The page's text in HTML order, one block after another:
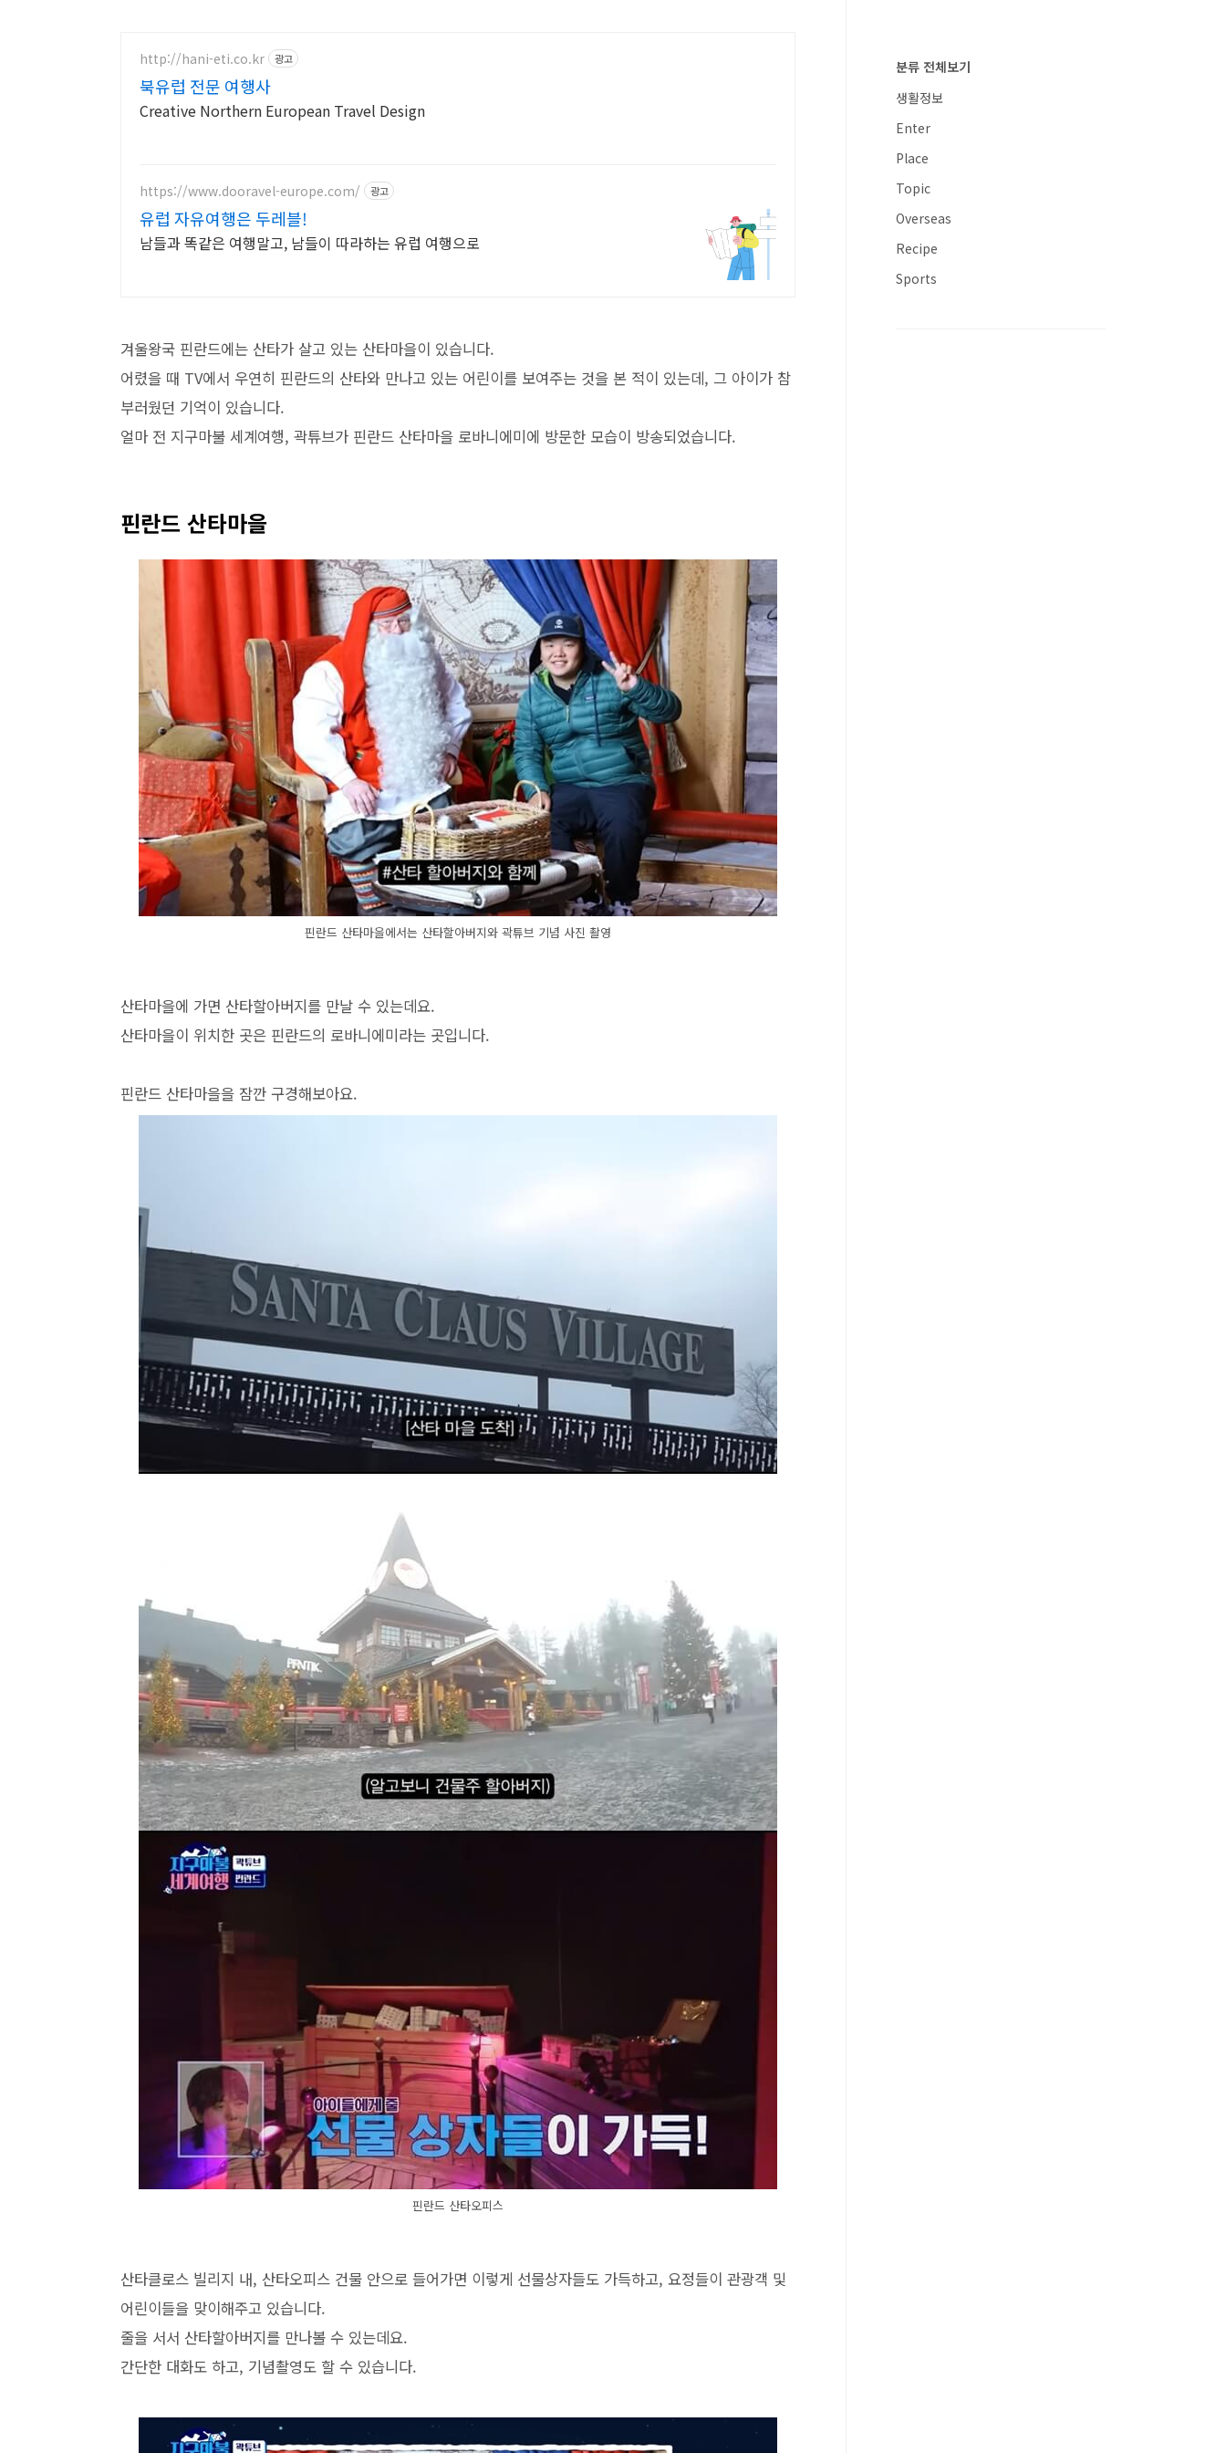
http://hani-eti.co.kr 광고
북유럽 전문 여행사
Creative Northern European Travel Design
https://www.dooravel-europe.com/ 광고
유럽 자유여행은 두레블!
남들과 똑같은 여행말고, 남들이 따라하는 유럽 여행으로
겨울왕국 핀란드에는 산타가 살고 있는 산타마을이 있습니다.
어렸을 때 TV에서 우연히 핀란드의 산타와 만나고 있는 어린이를 보여주는 것을 본 적이 있는데, 그 아이가 참
부러웠던 기억이 있습니다.
얼마 전 지구마불 세계여행, 곽튜브가 핀란드 산타마을 로바니에미에 방문한 모습이 방송되었습니다.
핀란드 산타마을
핀란드 산타마을에서는 산타할아버지와 곽튜브 기념 사진 촬영
산타마을에 가면 산타할아버지를 만날 수 있는데요.
산타마을이 위치한 곳은 핀란드의 로바니에미라는 곳입니다.
핀란드 산타마을을 잠깐 구경해보아요.
핀란드 산타오피스
산타클로스 빌리지 내, 산타오피스 건물 안으로 들어가면 이렇게 선물상자들도 가득하고, 요정들이 관광객 및
어린이들을 맞이해주고 있습니다.
줄을 서서 산타할아버지를 만나볼 수 있는데요.
간단한 대화도 하고, 기념촬영도 할 수 있습니다.
분류 전체보기
생활정보
Enter
Place
Topic
Overseas
Recipe
Sports